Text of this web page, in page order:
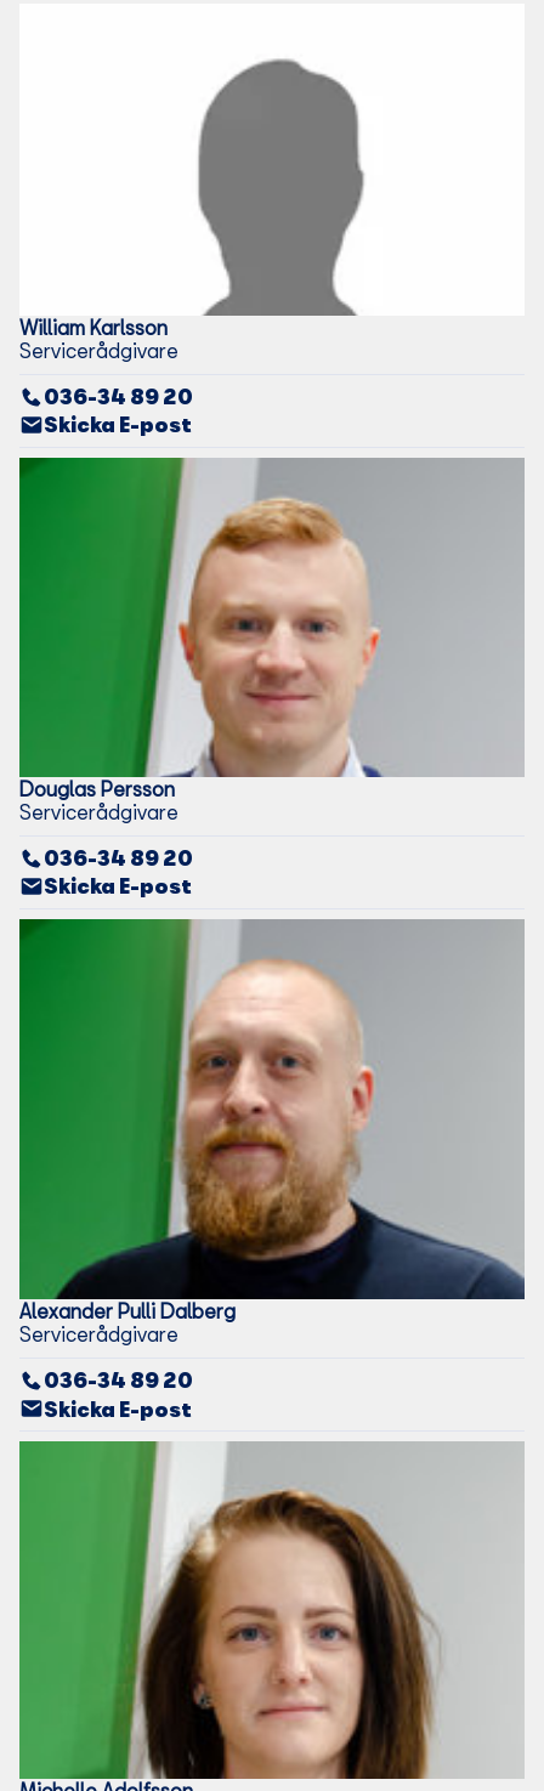
William Karlsson
Servicerådgivare
036-34 89 20
Skicka E-post
Douglas Persson
Servicerådgivare
036-34 89 20
Skicka E-post
Alexander Pulli Dalberg
Servicerådgivare
036-34 89 20
Skicka E-post